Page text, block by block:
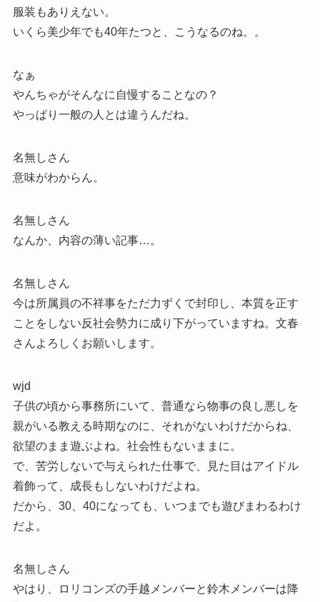
服装もありえない。
いくら美少年でも40年たつと、こうなるのね。。
なぁ
やんちゃがそんなに自慢することなの？
やっぱり一般の人とは違うんだね。
名無しさん
意味がわからん。
名無しさん
なんか、内容の薄い記事…。
名無しさん
今は所属員の不祥事をただ力ずくで封印し、本質を正す
ことをしない反社会勢力に成り下がっていますね。文春
さんよろしくお願いします。
wjd
子供の頃から事務所にいて、普通なら物事の良し悪しを
親がいる教える時期なのに、それがないわけだからね、
欲望のまま遊ぶよね。社会性もないままに。
で、苦労しないで与えられた仕事で、見た目はアイドル
着飾って、成長もしないわけだよね。
だから、30、40になっても、いつまでも遊びまわるわけ
だよ。
名無しさん
やはり、ロリコンズの手越メンバーと鈴木メンバーは降